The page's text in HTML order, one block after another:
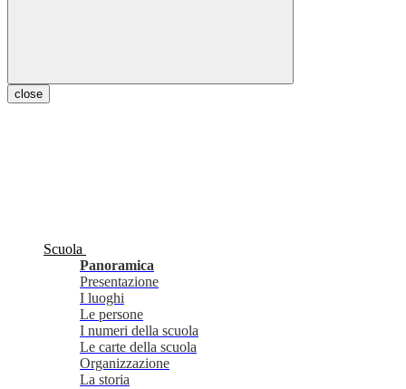
close
Scuola
Panoramica
Presentazione
I luoghi
Le persone
I numeri della scuola
Le carte della scuola
Organizzazione
La storia